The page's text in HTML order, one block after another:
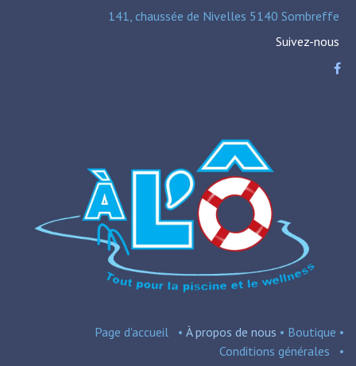
141, chaussée de Nivelles 5140 Sombreffe
Suivez-nous
Page d'accueil • À propos de nous • Boutique •
Conditions générales •